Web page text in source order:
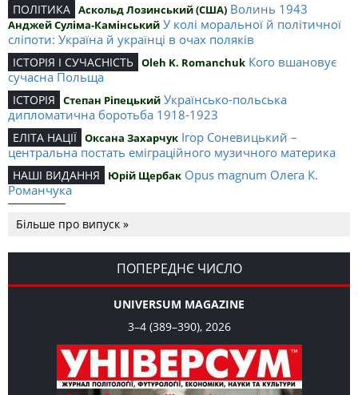
ПОЛІТИКА Аскольд Лозинський (США) Волинь 1943
Анджей Суліма-Камінський У колі моральної й політичної
сліпоти: Україна й українці в очах поляків
ІСТОРІЯ І СУЧАСНІСТЬ Oleh K. Romanchuk Кого вшановує
сучасна Польща
ІСТОРІЯ Степан Ріпецький Українсько-польська
дипломатична боротьба 1918-1923
ЕЛІТА НАЦІЇ Оксана Захарчук Ігор Соневицький –
центральна постать еміграційного музичного материка
НАШІ ВИДАННЯ Юрій Щербак Opus magnum Олега К.
Романчука
Романчука
Editorial Oleh K. Romanchuk Журавель і синиця як
уособлення української політстратегії й тактики
Більше про випуск »
ПОПЕРЕДНЄ ЧИСЛО
UNIVERSUM MAGAZINE
3–4 (389–390), 2026